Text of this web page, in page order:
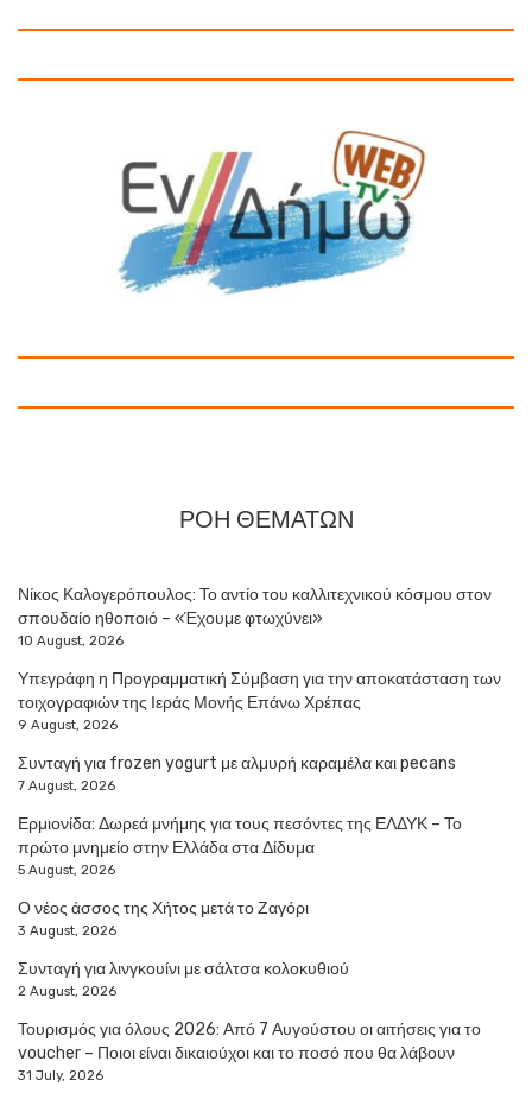
ΡΟΗ ΘΕΜΑΤΩΝ
Νίκος Καλογερόπουλος: Το αντίο του καλλιτεχνικού κόσμου στον
σπουδαίο ηθοποιό – «Έχουμε φτωχύνει»
10 August, 2026
Υπεγράφη η Προγραμματική Σύμβαση για την αποκατάσταση των
τοιχογραφιών της Ιεράς Μονής Επάνω Χρέπας
9 August, 2026
Συνταγή για frozen yogurt με αλμυρή καραμέλα και pecans
7 August, 2026
Ερμιονίδα: Δωρεά μνήμης για τους πεσόντες της ΕΛΔΥΚ – Το
πρώτο μνημείο στην Ελλάδα στα Δίδυμα
5 August, 2026
Ο νέος άσσος της Χήτος μετά το Ζαγόρι
3 August, 2026
Συνταγή για λινγκουίνι με σάλτσα κολοκυθιού
2 August, 2026
Τουρισμός για όλους 2026: Από 7 Αυγούστου οι αιτήσεις για το
voucher – Ποιοι είναι δικαιούχοι και το ποσό που θα λάβουν
31 July, 2026